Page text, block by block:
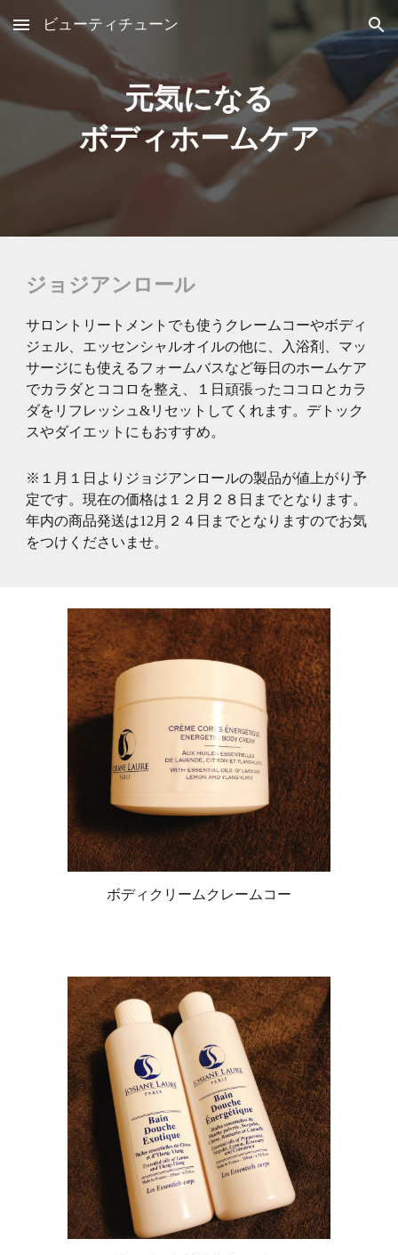
Skip to main content Skip to navigation
ビューティチューン
元気になる
ボディホームケア
ジョジアンロール
サロントリートメントでも使うクレームコーやボディ
ジェル、エッセンシャルオイルの他に、入浴剤、マッ
サージにも使えるフォームバスなど毎日のホームケア
でカラダとココロを整え、１日頑張ったココロとカラ
ダをリフレッシュ&リセットしてくれます。デトック
スやダイエットにもおすすめ。
※１月１日よりジョジアンロールの製品が値上がり予
定です。現在の価格は１２月２８日までとなります。
年内の商品発送は12月２４日までとなりますのでお気
をつけくださいませ。
ボディクリームクレームコー